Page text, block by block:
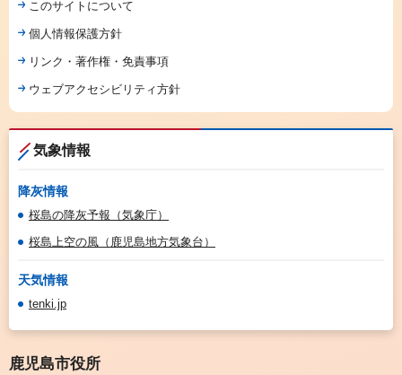
このサイトについて
個人情報保護方針
リンク・著作権・免責事項
ウェブアクセシビリティ方針
気象情報
降灰情報
桜島の降灰予報（気象庁）
桜島上空の風（鹿児島地方気象台）
天気情報
tenki.jp
鹿児島市役所